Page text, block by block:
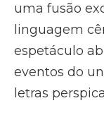
uma fusão
linguagem
espetáculo
eventos do
letras